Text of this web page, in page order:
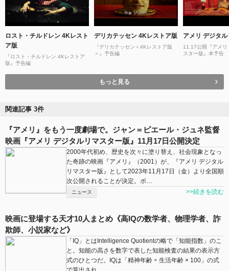
ロスト・チルドレン 4Kレスト
ア版
『ロスト・チルドレン 4Kレストア
版』予告編
デリカテッセン 4Kレストア版
『デリカテッセン＜4Kレストア版
＞』予告編
アメリ デジタ
11.17公開『アメ
スター版』本予告
もっと見る
関連記事 3件
『アメリ』をもう一度劇場で。ジャン＝ピエール・ジュネ監督
映画『アメリ デジタルリマスター版』11月17日公開決定
2000年代初め、歴史を次々に塗り替え、社会現象となっ
た奇跡の映画『アメリ』（2001）が、『アメリ デジタル
リマスター版』として2023年11月17日（金）より全国順
次公開されることが決定。ポ…
ニュース >>続きを読む
映画に登場する天才10人まとめ《高IQの数学者、物理学者、詐
欺師、小説家など》
「IQ」とはIntelligence Quotientの略で「知能指数」のこ
と。知能の高さを数字で表した知能検査の結果の表示方
式のひとつだ。IQは「精神年齢 ÷ 生活年齢 × 100」の式